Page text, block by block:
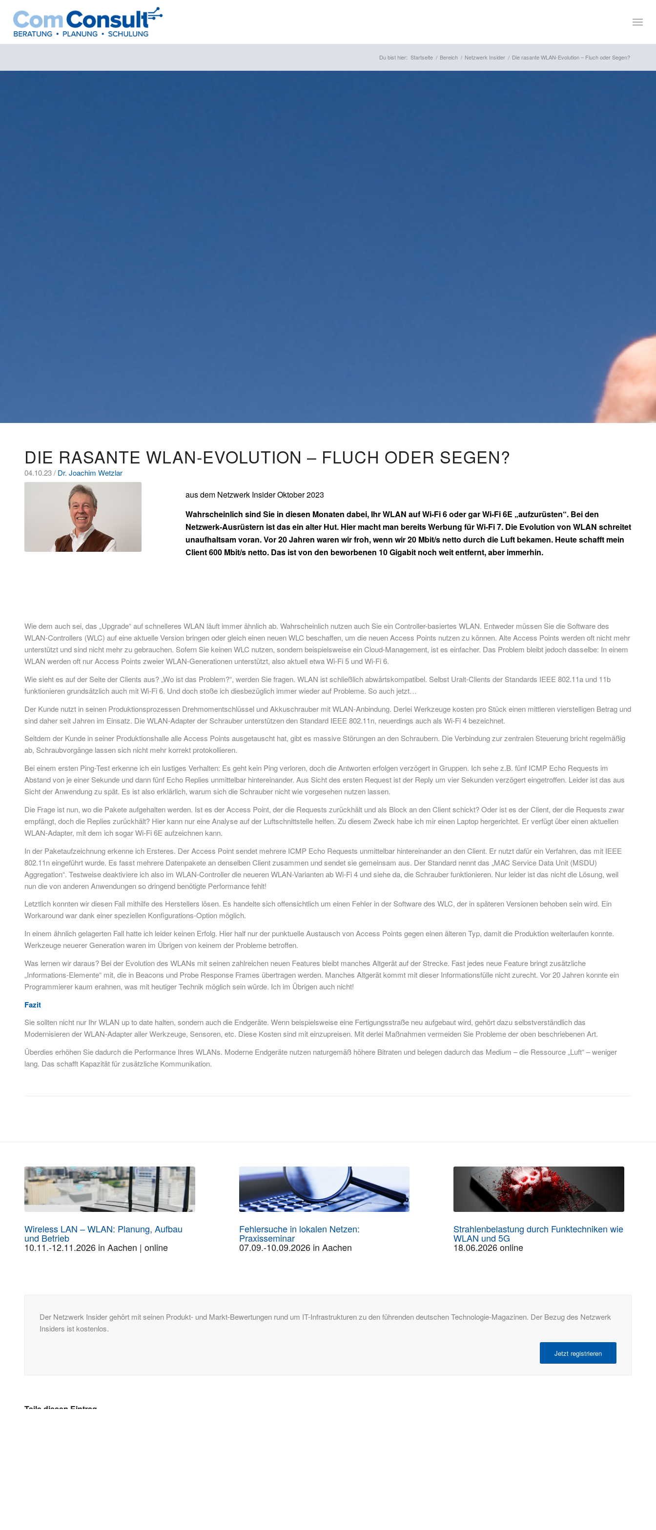
Du bist hier: Startseite / Bereich / Netzwerk Insider / Die rasante WLAN-Evolution – Fluch oder Segen?
DIE RASANTE WLAN-EVOLUTION – FLUCH ODER SEGEN?
04.10.23 / Dr. Joachim Wetzlar
aus dem Netzwerk Insider Oktober 2023
Wahrscheinlich sind Sie in diesen Monaten dabei, Ihr WLAN auf Wi-Fi 6 oder gar Wi-Fi 6E „aufzurüsten“. Bei den
Netzwerk-Ausrüstern ist das ein alter Hut. Hier macht man bereits Werbung für Wi-Fi 7. Die Evolution von WLAN schreitet
unaufhaltsam voran. Vor 20 Jahren waren wir froh, wenn wir 20 Mbit/s netto durch die Luft bekamen. Heute schafft mein
Client 600 Mbit/s netto. Das ist von den beworbenen 10 Gigabit noch weit entfernt, aber immerhin.
Wie dem auch sei, das „Upgrade“ auf schnelleres WLAN läuft immer ähnlich ab. Wahrscheinlich nutzen auch Sie ein Controller-basiertes WLAN. Entweder müssen Sie die Software des
WLAN-Controllers (WLC) auf eine aktuelle Version bringen oder gleich einen neuen WLC beschaffen, um die neuen Access Points nutzen zu können. Alte Access Points werden oft nicht mehr
unterstützt und sind nicht mehr zu gebrauchen. Sofern Sie keinen WLC nutzen, sondern beispielsweise ein Cloud-Management, ist es einfacher. Das Problem bleibt jedoch dasselbe: In einem
WLAN werden oft nur Access Points zweier WLAN-Generationen unterstützt, also aktuell etwa Wi-Fi 5 und Wi-Fi 6.
Wie sieht es auf der Seite der Clients aus? „Wo ist das Problem?“, werden Sie fragen. WLAN ist schließlich abwärtskompatibel. Selbst Uralt-Clients der Standards IEEE 802.11a und 11b
funktionieren grundsätzlich auch mit Wi-Fi 6. Und doch stoße ich diesbezüglich immer wieder auf Probleme. So auch jetzt…
Der Kunde nutzt in seinen Produktionsprozessen Drehmomentschlüssel und Akkuschrauber mit WLAN-Anbindung. Derlei Werkzeuge kosten pro Stück einen mittleren vierstelligen Betrag und
sind daher seit Jahren im Einsatz. Die WLAN-Adapter der Schrauber unterstützen den Standard IEEE 802.11n, neuerdings auch als Wi-Fi 4 bezeichnet.
Seitdem der Kunde in seiner Produktionshalle alle Access Points ausgetauscht hat, gibt es massive Störungen an den Schraubern. Die Verbindung zur zentralen Steuerung bricht regelmäßig
ab, Schraubvorgänge lassen sich nicht mehr korrekt protokollieren.
Bei einem ersten Ping-Test erkenne ich ein lustiges Verhalten: Es geht kein Ping verloren, doch die Antworten erfolgen verzögert in Gruppen. Ich sehe z.B. fünf ICMP Echo Requests im
Abstand von je einer Sekunde und dann fünf Echo Replies unmittelbar hintereinander. Aus Sicht des ersten Request ist der Reply um vier Sekunden verzögert eingetroffen. Leider ist das aus
Sicht der Anwendung zu spät. Es ist also erklärlich, warum sich die Schrauber nicht wie vorgesehen nutzen lassen.
Die Frage ist nun, wo die Pakete aufgehalten werden. Ist es der Access Point, der die Requests zurückhält und als Block an den Client schickt? Oder ist es der Client, der die Requests zwar
empfängt, doch die Replies zurückhält? Hier kann nur eine Analyse auf der Luftschnittstelle helfen. Zu diesem Zweck habe ich mir einen Laptop hergerichtet. Er verfügt über einen aktuellen
WLAN-Adapter, mit dem ich sogar Wi-Fi 6E aufzeichnen kann.
In der Paketaufzeichnung erkenne ich Ersteres. Der Access Point sendet mehrere ICMP Echo Requests unmittelbar hintereinander an den Client. Er nutzt dafür ein Verfahren, das mit IEEE
802.11n eingeführt wurde. Es fasst mehrere Datenpakete an denselben Client zusammen und sendet sie gemeinsam aus. Der Standard nennt das „MAC Service Data Unit (MSDU)
Aggregation“. Testweise deaktiviere ich also im WLAN-Controller die neueren WLAN-Varianten ab Wi-Fi 4 und siehe da, die Schrauber funktionieren. Nur leider ist das nicht die Lösung, weil
nun die von anderen Anwendungen so dringend benötigte Performance fehlt!
Letztlich konnten wir diesen Fall mithilfe des Herstellers lösen. Es handelte sich offensichtlich um einen Fehler in der Software des WLC, der in späteren Versionen behoben sein wird. Ein
Workaround war dank einer speziellen Konfigurations-Option möglich.
In einem ähnlich gelagerten Fall hatte ich leider keinen Erfolg. Hier half nur der punktuelle Austausch von Access Points gegen einen älteren Typ, damit die Produktion weiterlaufen konnte.
Werkzeuge neuerer Generation waren im Übrigen von keinem der Probleme betroffen.
Was lernen wir daraus? Bei der Evolution des WLANs mit seinen zahlreichen neuen Features bleibt manches Altgerät auf der Strecke. Fast jedes neue Feature bringt zusätzliche
„Informations-Elemente“ mit, die in Beacons und Probe Response Frames übertragen werden. Manches Altgerät kommt mit dieser Informationsfülle nicht zurecht. Vor 20 Jahren konnte ein
Programmierer kaum erahnen, was mit heutiger Technik möglich sein würde. Ich im Übrigen auch nicht!
Fazit
Sie sollten nicht nur Ihr WLAN up to date halten, sondern auch die Endgeräte. Wenn beispielsweise eine Fertigungsstraße neu aufgebaut wird, gehört dazu selbstverständlich das
Modernisieren der WLAN-Adapter aller Werkzeuge, Sensoren, etc. Diese Kosten sind mit einzupreisen. Mit derlei Maßnahmen vermeiden Sie Probleme der oben beschriebenen Art.
Überdies erhöhen Sie dadurch die Performance Ihres WLANs. Moderne Endgeräte nutzen naturgemäß höhere Bitraten und belegen dadurch das Medium – die Ressource „Luft“ – weniger
lang. Das schafft Kapazität für zusätzliche Kommunikation.
Wireless LAN – WLAN: Planung, Aufbau
und Betrieb
10.11.-12.11.2026 in Aachen | online
Fehlersuche in lokalen Netzen:
Praxisseminar
07.09.-10.09.2026 in Aachen
Strahlenbelastung durch Funktechniken wie
WLAN und 5G
18.06.2026 online
Der Netzwerk Insider gehört mit seinen Produkt- und Markt-Bewertungen rund um IT-Infrastrukturen zu den führenden deutschen Technologie-Magazinen. Der Bezug des Netzwerk
Insiders ist kostenlos.
Jetzt registrieren
Teile diesen Eintrag